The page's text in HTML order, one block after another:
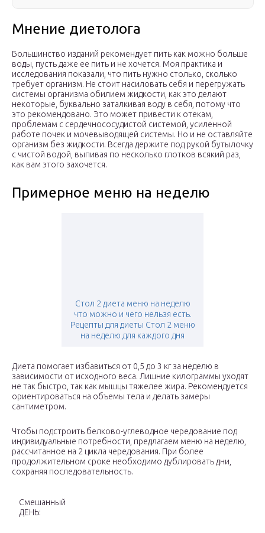
Мнение диетолога
Большинство изданий рекомендует пить как можно больше
воды, пусть даже ее пить и не хочется. Моя практика и
исследования показали, что пить нужно столько, сколько
требует организм. Не стоит насиловать себя и перегружать
системы организма обилием жидкости, как это делают
некоторые, буквально заталкивая воду в себя, потому что
это рекомендовано. Это может привести к отекам,
проблемам с сердечнососудистой системой, усиленной
работе почек и мочевыводящей системы. Но и не оставляйте
организм без жидкости. Всегда держите под рукой бутылочку
с чистой водой, выпивая по несколько глотков всякий раз,
как вам этого захочется.
Примерное меню на неделю
Стол 2 диета меню на неделю
что можно и чего нельзя есть.
Рецепты для диеты Стол 2 меню
на неделю для каждого дня
Диета помогает избавиться от 0,5 до 3 кг за неделю в
зависимости от исходного веса. Лишние килограммы уходят
не так быстро, так как мышцы тяжелее жира. Рекомендуется
ориентироваться на объемы тела и делать замеры
сантиметром.
Чтобы подстроить белково-углеводное чередование под
индивидуальные потребности, предлагаем меню на неделю,
рассчитанное на 2 цикла чередования. При более
продолжительном сроке необходимо дублировать дни,
сохраняя последовательность.
Смешанный
ДЕНЬ: